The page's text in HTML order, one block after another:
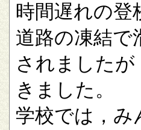
時間遅れの登
道路の凍結で
されました
きました。
学校では，み